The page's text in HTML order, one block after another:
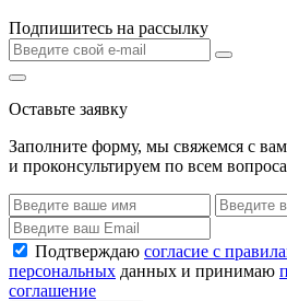
Подпишитесь на рассылку
Оставьте заявку
Заполните форму, мы свяжемся с
и проконсультируем по всем
Подтверждаю согласие с
персональных данных и принимаю
соглашение